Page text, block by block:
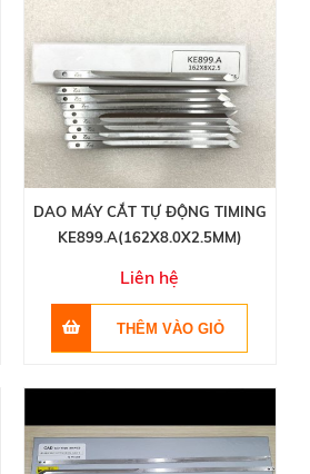
DAO MÁY CẮT TỰ ĐỘNG TIMING
KE899.A(162X8.0X2.5MM)
Liên hệ